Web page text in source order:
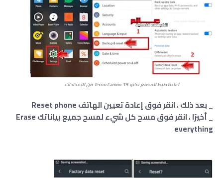
اعادة ضبط المصنع تكنو Tecno Camon 15 من الإعدادات
_ بعد ذلك ، انقر فوق إعادة تعيين الهاتف Reset phone
_ أخيرًا ، انقر فوق مسح كل شيء لمسح جميع بياناتك Erase
everything